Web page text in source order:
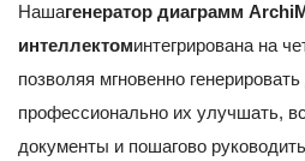
Нашагенератор диаграмм
интеллектоминтегрирована на
позволяя мгновенно
профессионально их улучшать,
документы и пошагово